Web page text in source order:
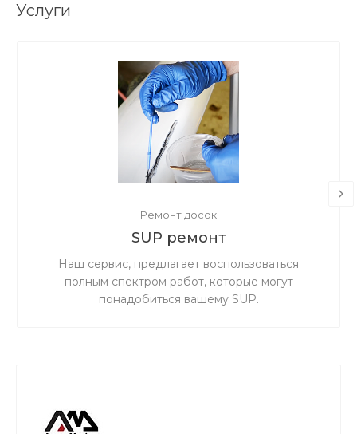
Услуги
Ремонт досок
SUP ремонт
Наш сервис, предлагает воспользоваться
полным спектром работ, которые могут
понадобиться вашему SUP.